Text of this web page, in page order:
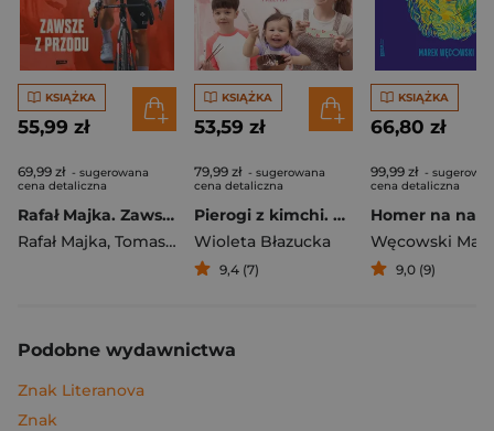
KSIĄŻKA
55,99 zł
69,99 zł - sugerowana
cena detaliczna
Rafał Majka. Zawsze z przodu. Rozmawia Tomasz Kalemba - książka z autografem
Rafał Majka, Tomasz Kalemba
KSIĄŻKA
53,59 zł
79,99 zł - sugerowana
cena detaliczna
Pierogi z kimchi. Moje ulubione azjatyckie przepisy
Wioleta Błazucka
9,4 (7)
KSIĄŻKA
66,80 zł
99,99 zł -
cena detaliczna
Węcowski
9,0 (9)
Podobne wydawnictwa
Znak Literanova
Znak